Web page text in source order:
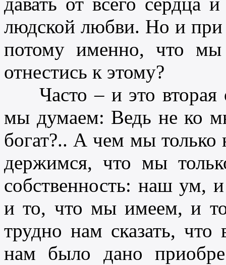
людской любви. Но и при
потому именно, что
отнестись к этому?
Часто – и это вторая
мы думаем: Ведь не ко
богат?.. А чем мы
держимся, что мы
собственность: наш ум,
и то, что мы имеем, и
трудно нам сказать,
нам было дано